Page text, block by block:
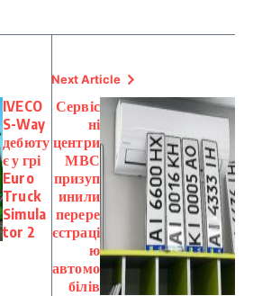
IVECO
S-Way
дебюту
є у грі
Euro
Truck
Simula
tor 2
Next Article
Сервіс
ні
центри
МВС
призуп
инили
перере
єстраці
ю
автомо
білів